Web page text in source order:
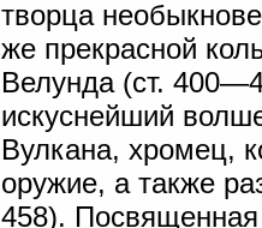
творца
же прекрасной
Велунда (ст.
искуснейший
Вулкана, хромец,
оружие, а также
458).